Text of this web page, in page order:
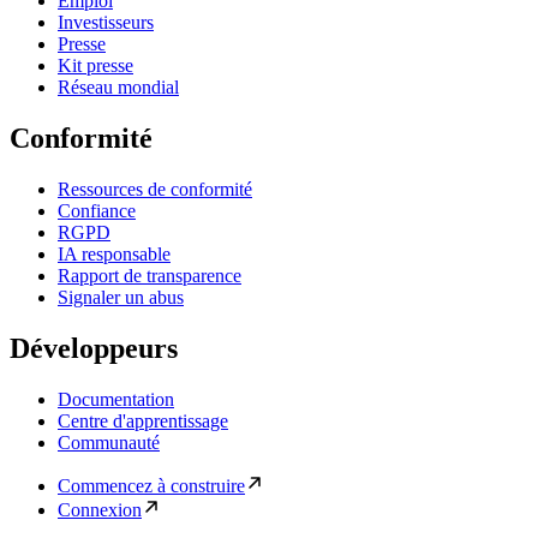
Investisseurs
Presse
Kit presse
Réseau mondial
Conformité
Ressources de conformité
Confiance
RGPD
IA responsable
Rapport de transparence
Signaler un abus
Développeurs
Documentation
Centre d'apprentissage
Communauté
Commencez à construire
Connexion